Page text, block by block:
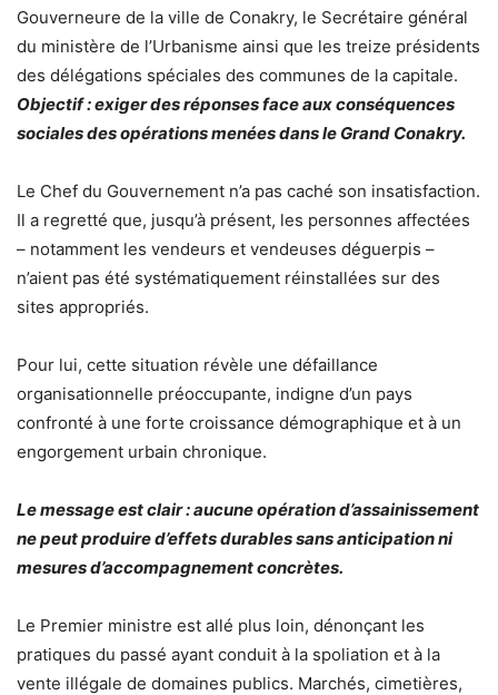
Gouverneure de la ville de Conakry, le Secrétaire général
du ministère de l’Urbanisme ainsi que les treize présidents
des délégations spéciales des communes de la capitale.
Objectif : exiger des réponses face aux conséquences
sociales des opérations menées dans le Grand Conakry.
Le Chef du Gouvernement n’a pas caché son insatisfaction.
Il a regretté que, jusqu’à présent, les personnes affectées
– notamment les vendeurs et vendeuses déguerpis –
n’aient pas été systématiquement réinstallées sur des
sites appropriés.
Pour lui, cette situation révèle une défaillance
organisationnelle préoccupante, indigne d’un pays
confronté à une forte croissance démographique et à un
engorgement urbain chronique.
Le message est clair : aucune opération d’assainissement
ne peut produire d’effets durables sans anticipation ni
mesures d’accompagnement concrètes.
Le Premier ministre est allé plus loin, dénonçant les
pratiques du passé ayant conduit à la spoliation et à la
vente illégale de domaines publics. Marchés, cimetières,